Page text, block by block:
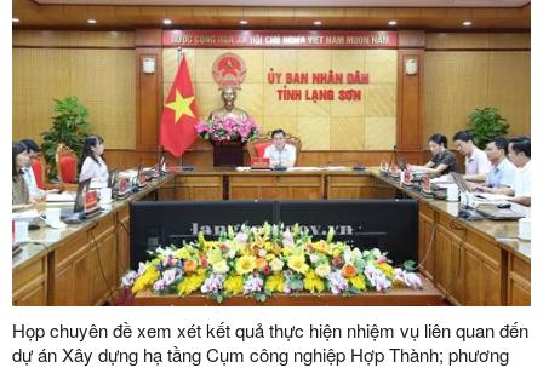
Họp chuyên đề xem xét kết quả thực hiện nhiệm vụ liên quan đến
dự án Xây dựng hạ tầng Cụm công nghiệp Hợp Thành; phương